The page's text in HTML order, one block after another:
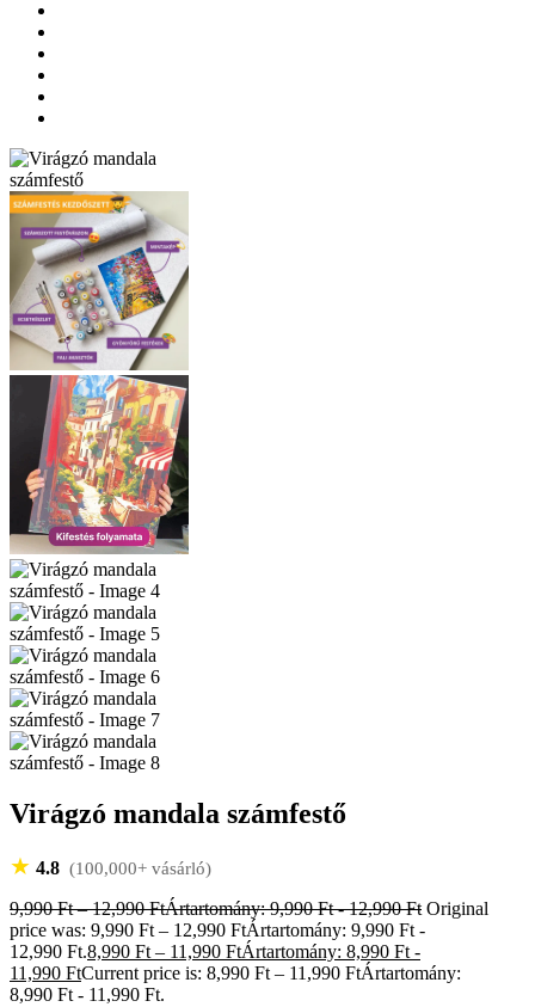
Virágzó mandala számfestő
★ 4.8 (100,000+ vásárló)
9,990Ft – 12,990FtÁrtartomány: 9,990 Ft - 12,990 Ft Original
price was: 9,990 Ft – 12,990 FtÁrtartomány: 9,990 Ft -
12,990 Ft.8,990 Ft – 11,990 FtÁrtartomány: 8,990 Ft -
11,990 FtCurrent price is: 8,990 Ft – 11,990 FtÁrtartomány:
8,990 Ft - 11,990 Ft.